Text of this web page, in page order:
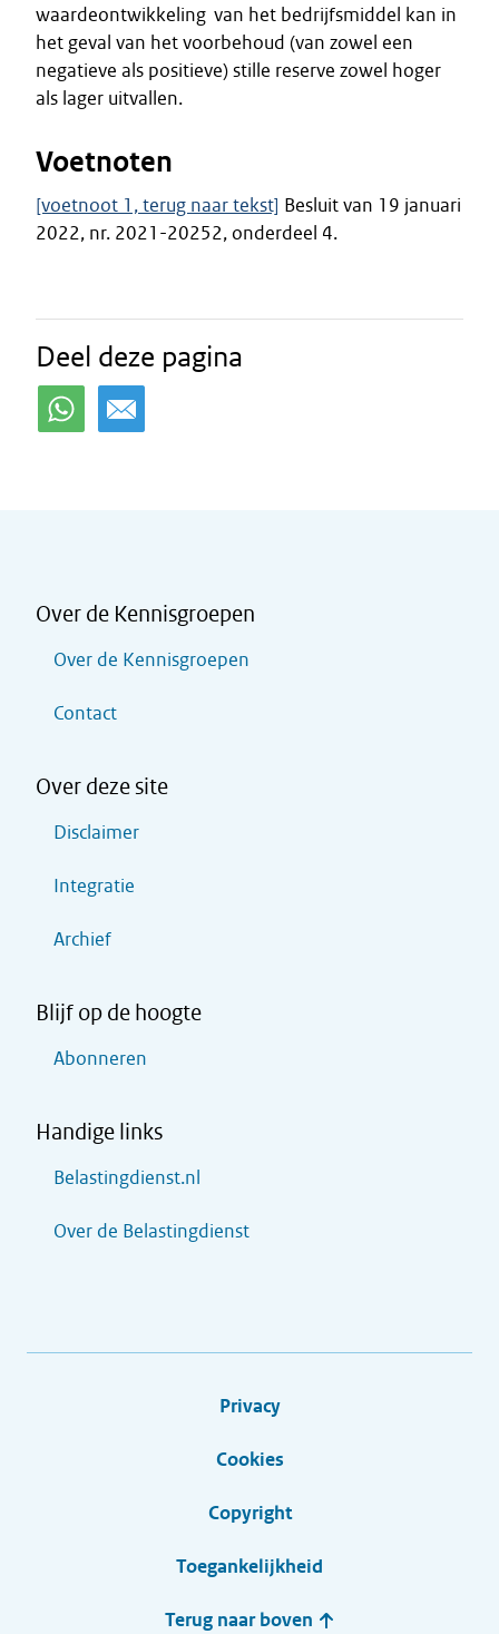
waardeontwikkeling van het bedrijfsmiddel kan in
het geval van het voorbehoud (van zowel een
negatieve als positieve) stille reserve zowel hoger
als lager uitvallen.
Voetnoten
[voetnoot 1, terug naar tekst] Besluit van 19 januari
2022, nr. 2021-20252, onderdeel 4.
Deel deze pagina
Over de Kennisgroepen
Over de Kennisgroepen
Contact
Over deze site
Disclaimer
Integratie
Archief
Blijf op de hoogte
Abonneren
Handige links
Belastingdienst.nl
Over de Belastingdienst
Privacy
Cookies
Copyright
Toegankelijkheid
Terug naar boven